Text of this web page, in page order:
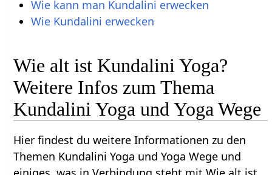
Wie kann man Kundalini erwecken
Wie Kundalini erwecken
Wie alt ist Kundalini Yoga?
Weitere Infos zum Thema
Kundalini Yoga und Yoga Wege
Hier findest du weitere Informationen zu den
Themen Kundalini Yoga und Yoga Wege und